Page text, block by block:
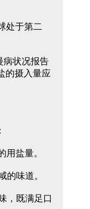
处于第二
病状况报告
的摄入量应
盐量。
味道。
，既满足口